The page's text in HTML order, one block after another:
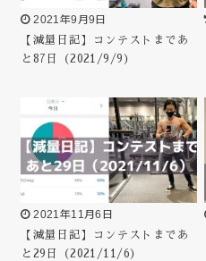
2021年9月9日
【減量日記】コンテストまであ
と87日（2021/9/9）
2021年11月6日
【減量日記】コンテストまであ
と29日（2021/11/6）